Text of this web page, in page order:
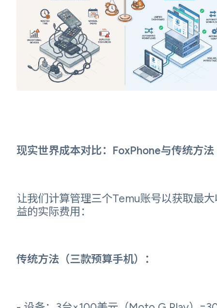
现实世界成本对比：FoxPhone与传统方法
让我们计算管理三个Temu账号以获取最大
益的实际费用：
传统方法（三款预算手机）：